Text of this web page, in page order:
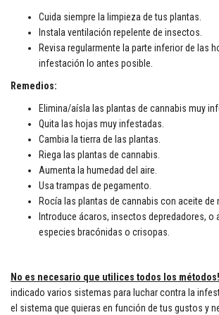
Cuida siempre la limpieza de tus plantas.
Instala ventilación repelente de insectos.
Revisa regularmente la parte inferior de las
infestación lo antes posible.
Remedios:
Elimina/aísla las plantas de cannabis muy
Quita las hojas muy infestadas.
Cambia la tierra de las plantas.
Riega las plantas de cannabis.
Aumenta la humedad del aire.
Usa trampas de pegamento.
Rocía las plantas de cannabis con aceite de
Introduce ácaros, insectos depredadores, o
especies bracónidas o crisopas.
No es necesario que utilices todos los métodos!
indicado varios sistemas para luchar contra la
el sistema que quieras en función de tus gustos y